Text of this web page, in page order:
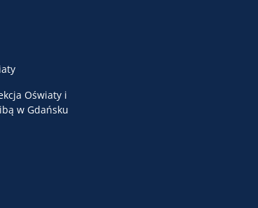
Oświaty i
w Gdańsku